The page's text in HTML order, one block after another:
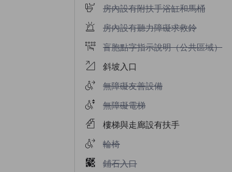
不提供房內設有附扶手浴缸和馬桶
房內設有附扶手浴缸和馬桶
不提供房內設有聽力障礙求救鈴
房內設有聽力障礙求救鈴
不提供盲胞點字指示說明（公共區域）
盲胞點字指示說明（公共區域）
斜坡入口
不提供無障礙友善設備
無障礙友善設備
不提供無障礙電梯
無障礙電梯
樓梯與走廊設有扶手
不提供輪椅
輪椅
不提供鋪石入口
鋪石入口